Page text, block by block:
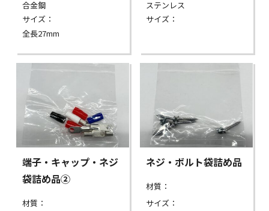
合金鋼
サイズ：
全長27mm
ステンレス
サイズ：
端子・キャップ・ネジ
袋詰め品②
材質：
ネジ・ボルト袋詰め品
材質：
サイズ：